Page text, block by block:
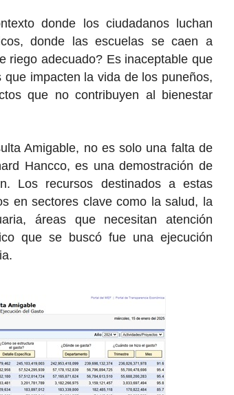
donde los ciudadanos luchan
donde las escuelas se caen a
riego adecuado? Es inaceptable que
impacten la vida de los puneños,
que no contribuyen al bienestar
Amigable, no es solo una falta de
Hancco, es una demostración de
Los recursos destinados a estas
en sectores clave como la salud, la
áreas que necesitan atención
que se buscó fue una ejecución